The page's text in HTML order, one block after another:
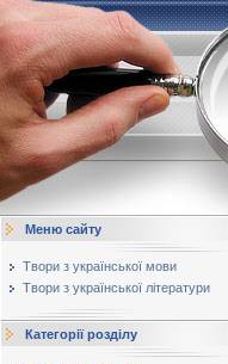
Меню сайту
Твори з української мови
Твори з української літератури
Категорії розділу